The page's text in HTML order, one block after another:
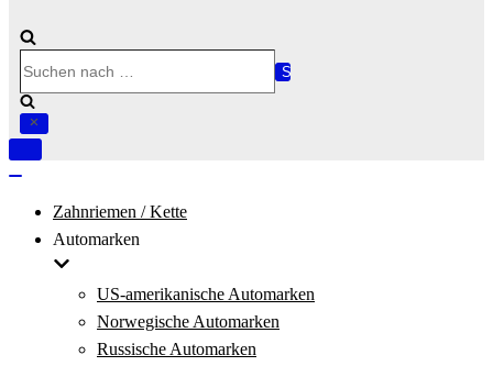
nach …
Navigation
Zahnriemen / Kette
Automarken
US-amerikanische Automarken
Norwegische Automarken
Russische Automarken